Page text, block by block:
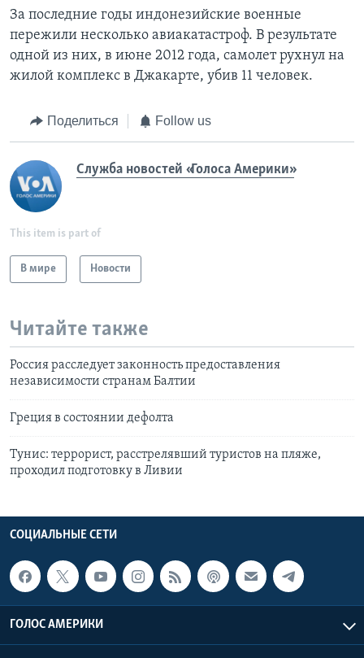
За последние годы индонезийские военные
пережили несколько авиакатастроф. В результате
одной из них, в июне 2012 года, самолет рухнул на
жилой комплекс в Джакарте, убив 11 человек.
Поделиться Follow us
Служба новостей «Голоса Америки»
This item is part of
В мире Новости
Читайте также
Россия расследует законность предоставления
независимости странам Балтии
Греция в состоянии дефолта
Тунис: террорист, расстрелявший туристов на пляже,
проходил подготовку в Ливии
СОЦИАЛЬНЫЕ СЕТИ
ГОЛОС АМЕРИКИ